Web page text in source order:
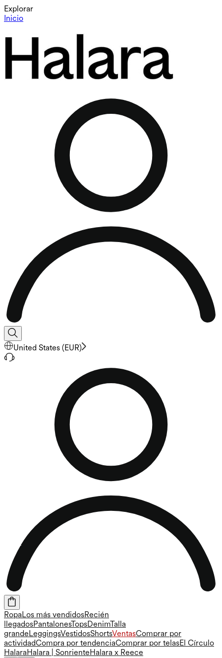
Explorar
Inicio
United States (EUR)
Ropa Los más vendidosRecién
llegadosPantalonesTopsDenimTalla
grande LeggingsVestidosShortsVentasComprar por
actividadCompra por tendenciaComprar por telasEl Círculo
Halara Halara | Sonriente Halara x Reece